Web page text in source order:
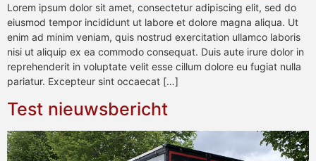
Lorem ipsum dolor sit amet, consectetur adipiscing elit, sed do
eiusmod tempor incididunt ut labore et dolore magna aliqua. Ut
enim ad minim veniam, quis nostrud exercitation ullamco laboris
nisi ut aliquip ex ea commodo consequat. Duis aute irure dolor in
reprehenderit in voluptate velit esse cillum dolore eu fugiat nulla
pariatur. Excepteur sint occaecat […]
Test nieuwsbericht